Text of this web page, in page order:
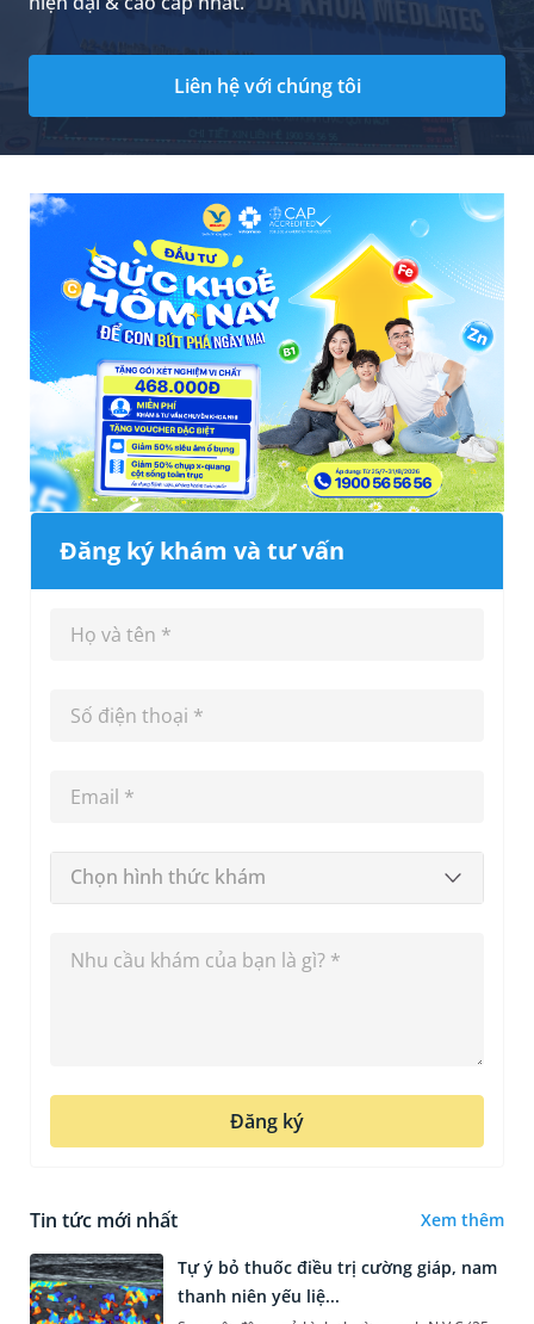
Liên hệ với chúng tôi
Đăng ký khám và tư vấn
Chọn hình thức khám
Đăng ký
Tin tức mới nhất Xem thêm
Tự ý bỏ thuốc điều trị cường giáp, nam
thanh niên yếu liệ...